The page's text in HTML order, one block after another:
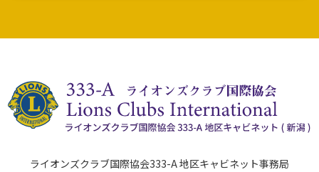
ライオンズクラブ国際協会333-A 地区キャビネット事務局